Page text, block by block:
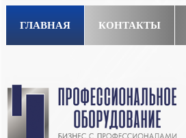
ГЛАВНАЯ КОНТАКТЫ